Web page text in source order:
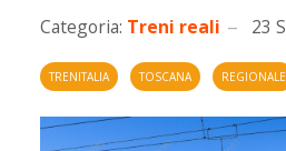
Categoria: Treni reali 23
TRENITALIA TOSCANA REGIONALE